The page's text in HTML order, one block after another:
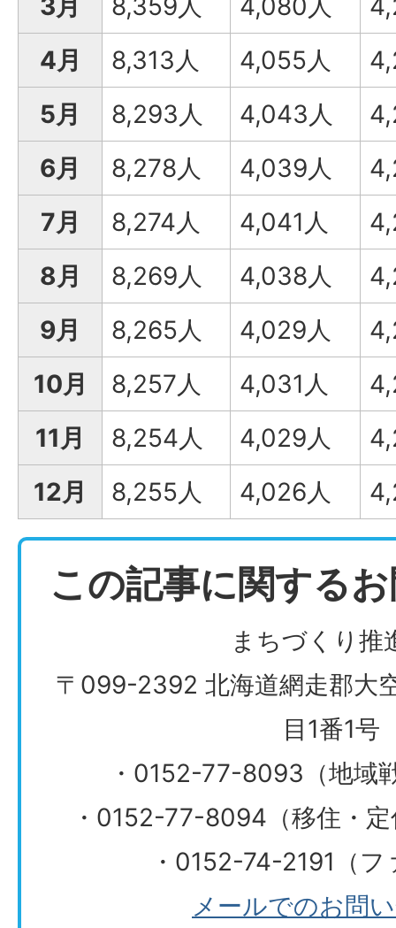
3月
8,359人 4,080人
4月
8,313人 4,055人
5月
8,293人 4,043人
6月
8,278人 4,039人
7月
8,274人 4,041人
8月
8,269人 4,038人
9月
8,265人 4,029人
10月
8,257人 4,031人
11月
8,254人 4,029人
12月
8,255人 4,026人
この記事に関する
まちづくり推
〒099-2392 北海道網走郡大
目1番1号
・0152-77-8093（地域
・0152-77-8094（移住・
・0152-74-2191（
メールでのお問